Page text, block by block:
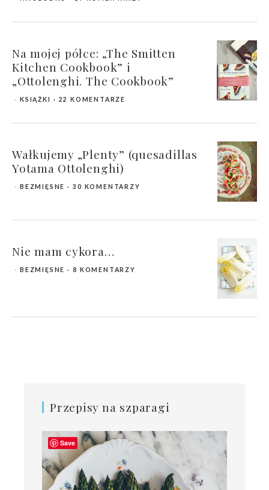
Na mojej półce: „The Smitten
Kitchen Cookbook” i
„Ottolenghi. The Cookbook”
KSIĄŻKI 22 KOMENTARZE
Wałkujemy „Plenty” (quesadillas
Yotama Ottolenghi)
BEZMIĘSNE 30 KOMENTARZY
Nie mam cykora…
BEZMIĘSNE 8 KOMENTARZY
Przepisy na szparagi
Save